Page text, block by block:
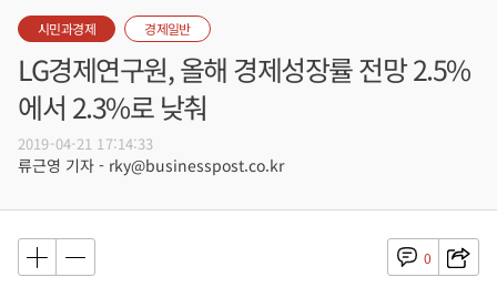
시민과경제 경제일반
LG경제연구원, 올해 경제성장률 전망 2.5%
에서 2.3%로 낮춰
2019-04-21 17:14:33
류근영 기자 - rky@businesspost.co.kr
0